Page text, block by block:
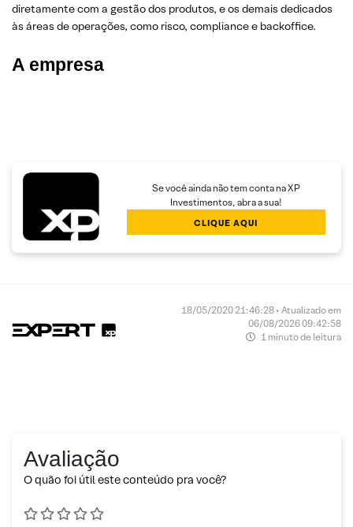
diretamente com a gestão dos produtos, e os demais dedicados
às áreas de operações, como risco, compliance e backoffice.
A empresa
Se você ainda não tem conta na XP
Investimentos, abra a sua!
CLIQUE AQUI
18/05/2020 21:46:28 • Atualizado em
06/08/2026 09:42:58
1 minuto de leitura
Avaliação
O quão foi útil este conteúdo pra você?